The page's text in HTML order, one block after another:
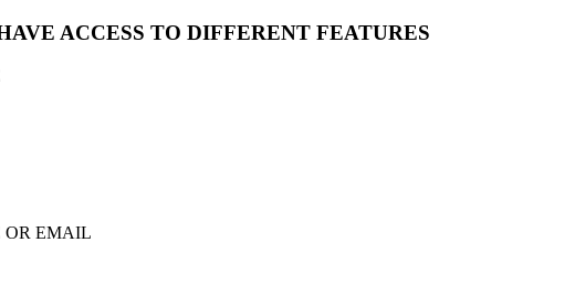
ACCESS TO DIFFERENT FEATURES
OR EMAIL